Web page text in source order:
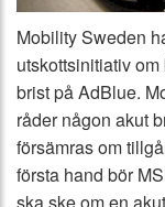
Mobility Sweden
utskottsinitiativ
brist på AdBlue.
råder någon akut
försämras om
första hand bör